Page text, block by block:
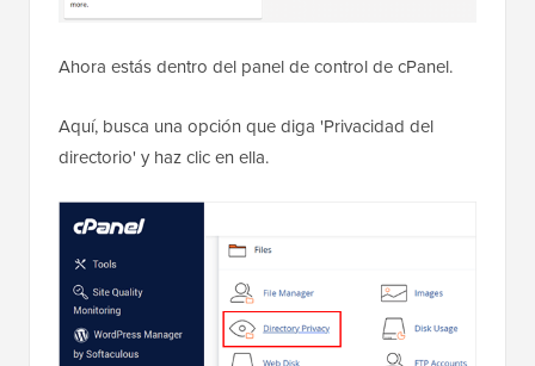
Ahora estás dentro del panel de control de cPanel.
Aquí, busca una opción que diga 'Privacidad del
directorio' y haz clic en ella.